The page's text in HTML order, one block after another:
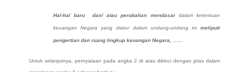
Hal-hal baru dan/ atau perubahan mendasar dalam ketentuan
keuangan Negara yang diatur dalam undang-undang inimeliputi
pengertian dan ruang lingkup keuangan Negara, ……
Untuk selanjutnya, pernyataan pada angka 2 di atas diirinci dengan jelas dalam